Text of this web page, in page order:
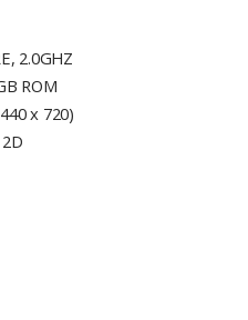
2.0GHZ
ROM
x 720)